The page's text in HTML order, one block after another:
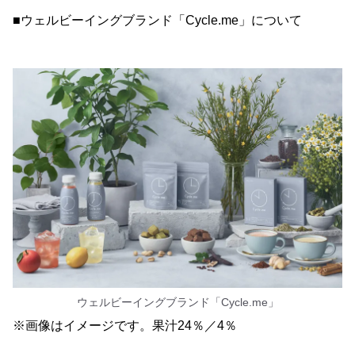
■ウェルビーイングブランド「Cycle.me」について
ウェルビーイングブランド「Cycle.me」
※画像はイメージです。果汁24％／4％